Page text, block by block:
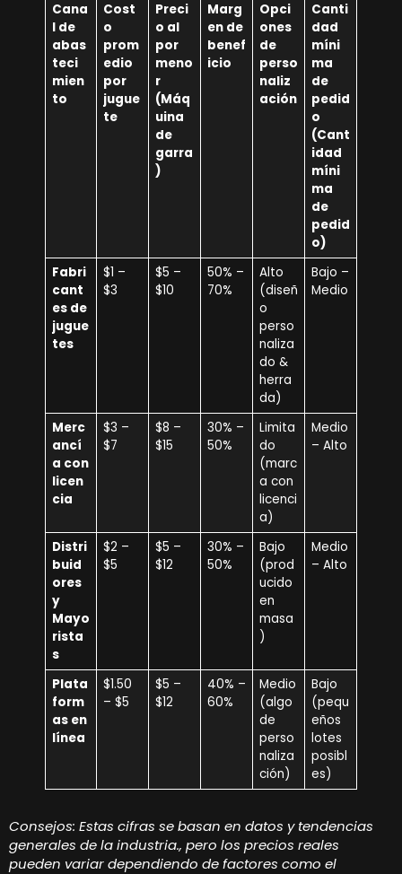
Cana
l de
abas
teci
mien
to
Cost
o
prom
edio
por
jugue
te
Preci
o al
por
meno
r
(Máq
uina
de
garra
)
Marg
en de
benef
icio
Opci
ones
de
perso
naliz
ación
Canti
dad
míni
ma
de
pedid
o
(Cant
idad
míni
ma
de
pedid
o)
Fabri
cant
es de
jugue
tes
$1 –
$3
$5 –
$10
50% –
70%
Alto
(diseñ
o
perso
naliza
do &
herra
da)
Bajo –
Medio
Merc
ancí
a con
licen
cia
$3 –
$7
$8 –
$15
30% –
50%
Limita
do
(marc
a con
licenci
a)
Medio
– Alto
Distri
buid
ores
y
Mayo
rista
s
$2 –
$5
$5 –
$12
30% –
50%
Bajo
(prod
ucido
en
masa
)
Medio
– Alto
Plata
form
as en
línea
$1.50
– $5
$5 –
$12
40% –
60%
Medio
(algo
de
perso
naliza
ción)
Bajo
(pequ
eños
lotes
posibl
es)
Consejos: Estas cifras se basan en datos y tendencias
generales de la industria., pero los precios reales
pueden variar dependiendo de factores como el